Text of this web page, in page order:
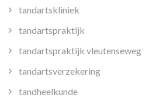
tandartskliniek
tandartspraktijk
tandartspraktijk vleutenseweg
tandartsverzekering
tandheelkunde